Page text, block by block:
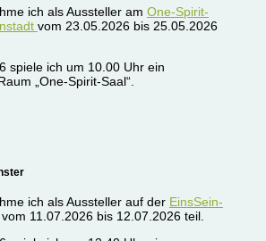
ich als Aussteller am One-Spirit-
vom 23.05.2026 bis 25.05.2026
spiele ich um 10.00 Uhr ein
„One-Spirit-Saal“.
ich als Aussteller auf der EinsSein-
vom 11.07.2026 bis 12.07.2026 teil.